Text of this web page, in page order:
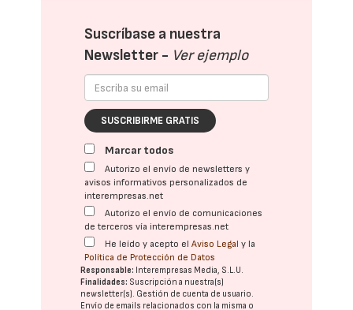
Suscríbase a nuestra
Newsletter - Ver ejemplo
SUSCRIBIRME GRATIS
Marcar todos
Autorizo el envío de newsletters y
avisos informativos personalizados de
interempresas.net
Autorizo el envío de comunicaciones
de terceros vía interempresas.net
He leído y acepto elAviso Legal y la
Política de Protección de Datos
Responsable: Interempresas Media, S.L.U.
Finalidades: Suscripción a nuestra(s)
newsletter(s). Gestión de cuenta de usuario.
Envío de emails relacionados con la misma o